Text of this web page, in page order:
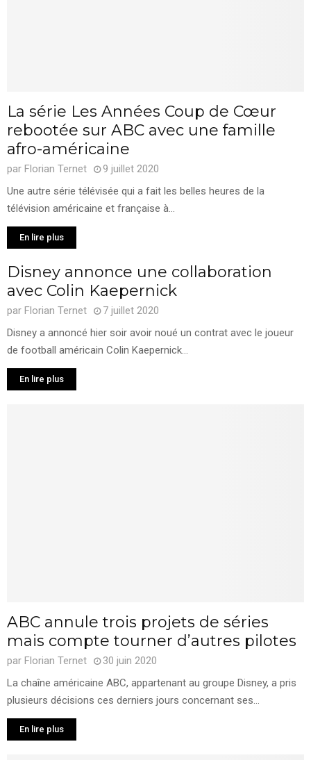
La série Les Années Coup de Cœur
rebootée sur ABC avec une famille
afro-américaine
par Florian Ternet
9 juillet 2020
Une autre série télévisée qui a fait les belles heures de la
télévision américaine et française à...
En lire plus
Disney annonce une collaboration
avec Colin Kaepernick
par Florian Ternet
7 juillet 2020
Disney a annoncé hier soir avoir noué un contrat avec le joueur
de football américain Colin Kaepernick...
En lire plus
ABC annule trois projets de séries
mais compte tourner d’autres pilotes
par Florian Ternet
30 juin 2020
La chaîne américaine ABC, appartenant au groupe Disney, a pris
plusieurs décisions ces derniers jours concernant ses...
En lire plus